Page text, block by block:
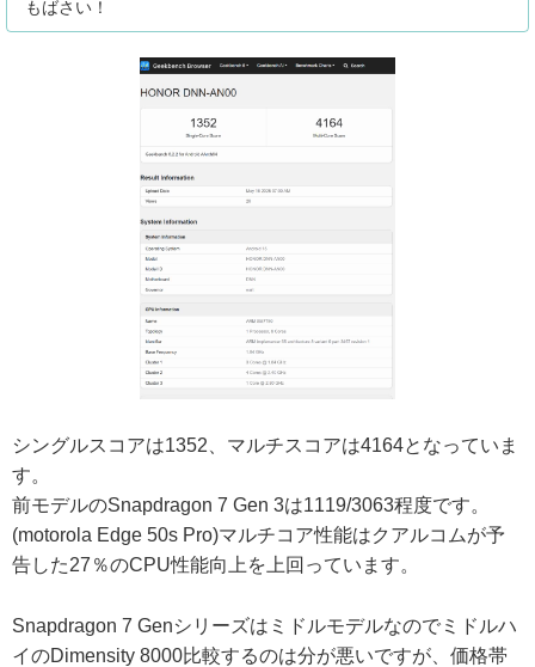
もばさい！
シングルスコアは1352、マルチスコアは4164となっていま
す。
前モデルのSnapdragon 7 Gen 3は1119/3063程度です。
(motorola Edge 50s Pro)マルチコア性能はクアルコムが予
告した27％のCPU性能向上を上回っています。
Snapdragon 7 Genシリーズはミドルモデルなのでミドルハ
イのDimensity 8000比較するのは分が悪いですが、価格帯